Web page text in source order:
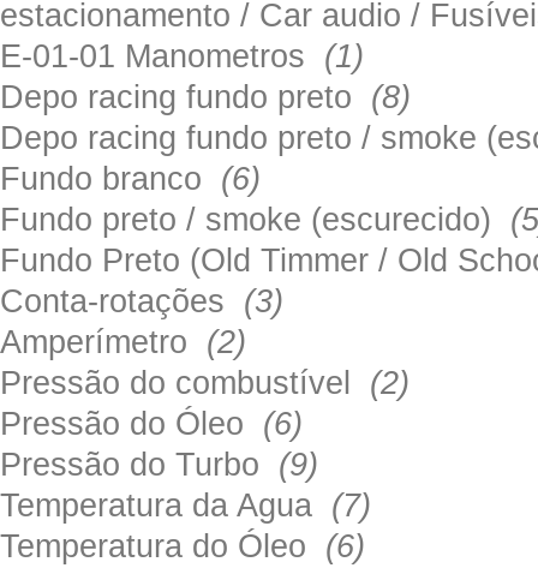
estacionamento / Car audio /
E-01-01 Manometros (1)
Depo racing fundo preto (8)
Depo racing fundo preto / smoke
Fundo branco (6)
Fundo preto / smoke (escurecido)
Fundo Preto (Old Timmer / Old
Conta-rotações (3)
Amperímetro (2)
Pressão do combustível (2)
Pressão do Óleo (6)
Pressão do Turbo (9)
Temperatura da Agua (7)
Temperatura do Óleo (6)